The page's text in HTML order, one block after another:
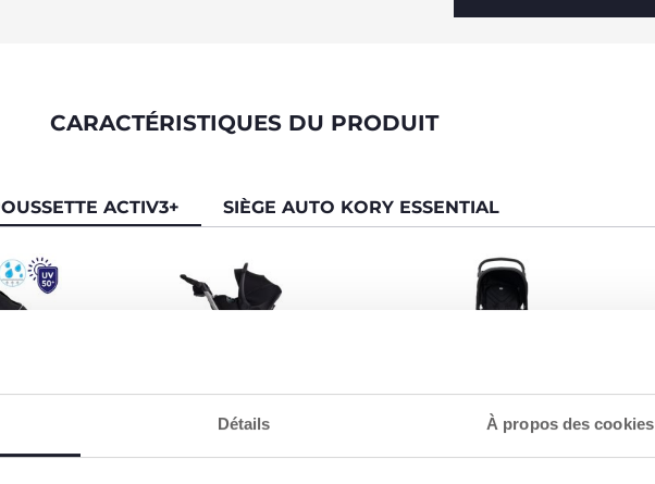
Détails À propos des cookies
CARACTÉRISTIQUES DU PRODUIT
ACTIV3+ SIÈGE AUTO KORY ESSENTIAL
assure
SYSTÈME DE VOYAGE
La poussette Activ3 + est
ASSISE CONFORTABLE
Siège extra spacieux et bien